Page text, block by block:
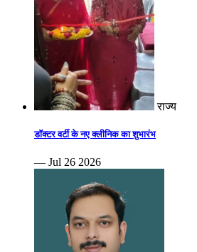
राज्य
डॉक्टर वर्टी के नए क्लीनिक का शुभारंभ
— Jul 26 2026